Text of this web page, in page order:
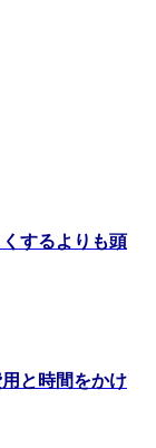
するよりも頭
と時間をかけ